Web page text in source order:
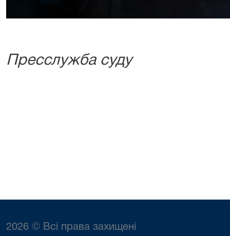
Пресслужба суду
2026 © Всі права захищені